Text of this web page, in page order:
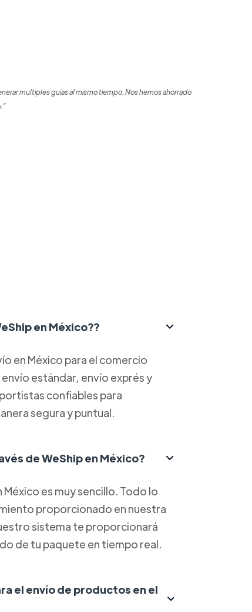
multiples guias al mismo tiempo. Nos hemos ahorrado
en México??
en México para el comercio
estándar, envío exprés y
confiables para
segura y puntual.
de WeShip en México?
es muy sencillo. Todo lo
proporcionado en nuestra
sistema te proporcionará
de tu paquete en tiempo real.
el envío de productos en el